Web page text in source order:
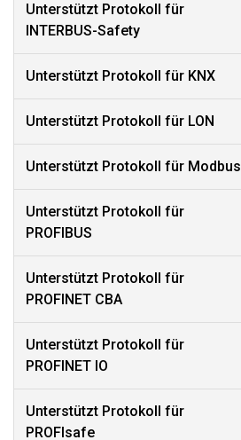
Unterstützt Protokoll für
INTERBUS-Safety
Unterstützt Protokoll für KNX
Unterstützt Protokoll für LON
Unterstützt Protokoll für Modbus
Unterstützt Protokoll für
PROFIBUS
Unterstützt Protokoll für
PROFINET CBA
Unterstützt Protokoll für
PROFINET IO
Unterstützt Protokoll für
PROFIsafe